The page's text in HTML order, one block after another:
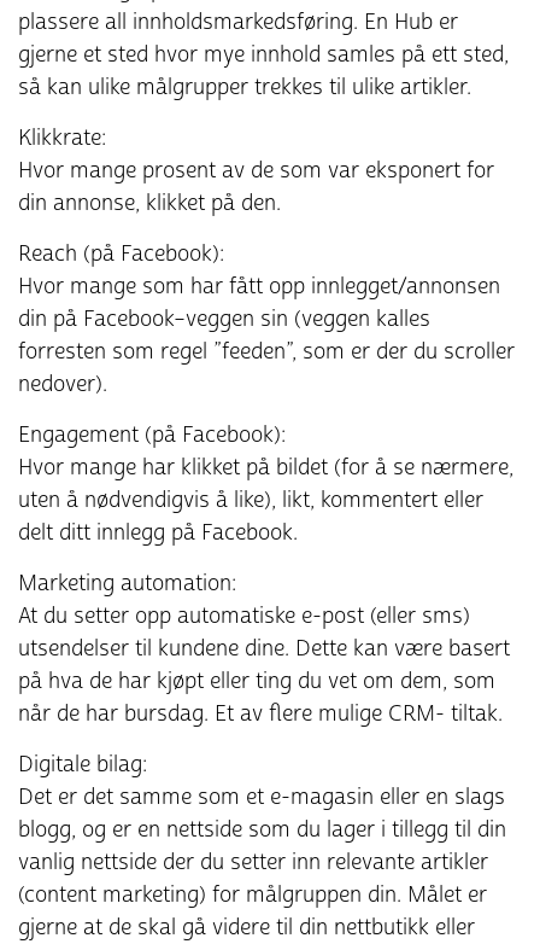
plassere all innholdsmarkedsføring. En Hub er
gjerne et sted hvor mye innhold samles på ett sted,
så kan ulike målgrupper trekkes til ulike artikler.
Klikkrate:
Hvor mange prosent av de som var eksponert for
din annonse, klikket på den.
Reach (på Facebook):
Hvor mange som har fått opp innlegget/annonsen
din på Facebook–veggen sin (veggen kalles
forresten som regel ”feeden”, som er der du scroller
nedover).
Engagement (på Facebook):
Hvor mange har klikket på bildet (for å se nærmere,
uten å nødvendigvis å like), likt, kommentert eller
delt ditt innlegg på Facebook.
Marketing automation:
At du setter opp automatiske e-post (eller sms)
utsendelser til kundene dine. Dette kan være basert
på hva de har kjøpt eller ting du vet om dem, som
når de har bursdag. Et av flere mulige CRM- tiltak.
Digitale bilag:
Det er det samme som et e-magasin eller en slags
blogg, og er en nettside som du lager i tillegg til din
vanlig nettside der du setter inn relevante artikler
(content marketing) for målgruppen din. Målet er
gjerne at de skal gå videre til din nettbutikk eller